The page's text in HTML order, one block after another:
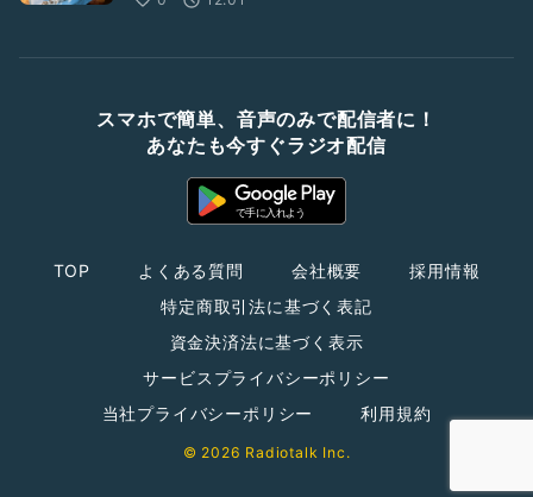
スマホで簡単、音声のみで配信者に！
あなたも今すぐラジオ配信
TOP よくある質問 会社概要
採用情報
特定商取引法に基づく表記
資金決済法に基づく表示
サービスプライバシーポリシー
当社プライバシーポリシー
利用規約
© 2026 Radiotalk Inc.